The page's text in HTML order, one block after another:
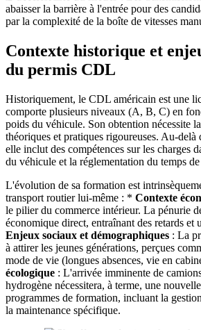
abaisser la barrière à l'entrée pour des
par la complexité de la boîte de vitesses
Contexte historique et
du permis CDL
Historiquement, le CDL américain est une
comporte plusieurs niveaux (A, B, C) en
poids du véhicule. Son obtention nécessite
théoriques et pratiques rigoureuses. Au-delà
elle inclut des compétences sur les charges
du véhicule et la réglementation du temps
L'évolution de sa formation est
transport routier lui-même : * Contexte
le pilier du commerce intérieur. La pénurie
économique direct, entraînant des retards et
Enjeux sociaux et démographiques : La
à attirer les jeunes générations, perçues
mode de vie (longues absences, vie en
écologique : L'arrivée imminente de
hydrogène nécessitera, à terme, une
programmes de formation, incluant la
la maintenance spécifique.